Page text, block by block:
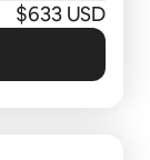
$633 USD